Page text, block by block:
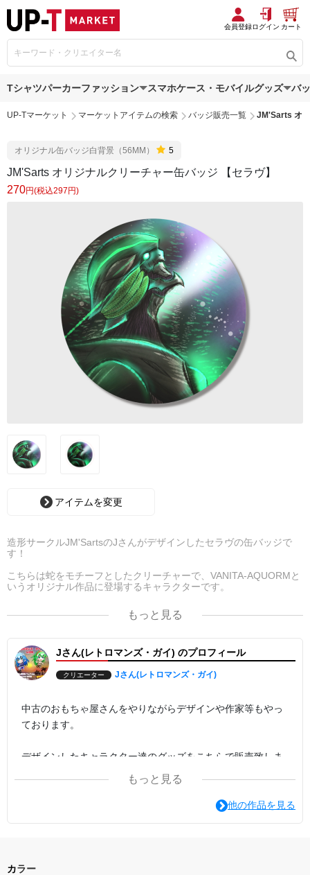
会員登録ログイン カート
Tシャツパーカーファッション スマホケース・モバイルグッズ バ
UP-Tマーケット マーケットアイテムの検索 バッジ販売一覧 JM'Sarts オ
オリジナル缶バッジ白背景（56MM） 5
JM'Sarts オリジナルクリーチャー缶バッジ 【セラヴ】
270円(税込297円)
アイテムを変更
造形サークルJM'SartsのJさんがデザインしたセラヴの缶バッジで
す！
こちらは蛇をモチーフとしたクリーチャーで、VANITA-AQUORMと
いうオリジナル作品に登場するキャラクターです。
ある力によって異常進化した戦士、人間を越えた力を手にした青年
が滅び行く宇宙の命運を背負う物語。
物語の主人公的なキャラです。
こちらはフィギュアも現在JMSが開発中です！
是非セラヴをお手元に！
もっと見る
Jさん(レトロマンズ・ガイ) のプロフィール
クリエーター Jさん(レトロマンズ・ガイ)
中古のおもちゃ屋さんをやりながらデザインや作家等もやっ
ております。
デザインしたキャラクター達のグッズをこちらで販売致しま
もっと見る
他の作品を見る
カラー